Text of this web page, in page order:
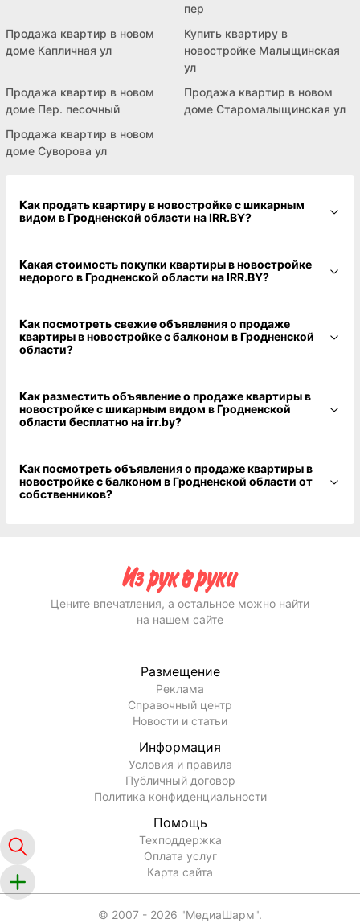
пер
Продажа квартир в новом
доме Капличная ул
Купить квартиру в
новостройке Малыщинская
ул
Продажа квартир в новом
доме Пер. песочный
Продажа квартир в новом
доме Старомалыщинская ул
Продажа квартир в новом
доме Суворова ул
Как продать квартиру в новостройке с шикарным
видом в Гродненской области на IRR.BY?
Какая стоимость покупки квартиры в новостройке
недорого в Гродненской области на IRR.BY?
Как посмотреть свежие объявления о продаже
квартиры в новостройке с балконом в Гродненской
области?
Как разместить объявление о продаже квартиры в
новостройке с шикарным видом в Гродненской
области бесплатно на irr.by?
Как посмотреть объявления о продаже квартиры в
новостройке с балконом в Гродненской области от
собственников?
Цените впечатления, а остальное можно найти
на нашем сайте
Размещение
Реклама
Справочный центр
Новости и статьи
Информация
Условия и правила
Публичный договор
Политика конфиденциальности
Помощь
Техподдержка
Оплата услуг
Карта сайта
© 2007 - 2026 "МедиаШарм".